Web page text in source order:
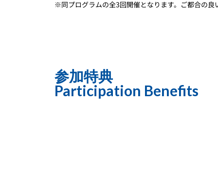
※同プログラムの全3回開催となります。ご都合の良
参加特典
Participation Benefits